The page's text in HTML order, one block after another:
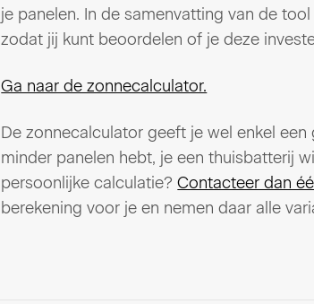
je panelen. In de samenvatting van de
zodat jij kunt beoordelen of je deze
Ga naar de zonnecalculator.
De zonnecalculator geeft je wel enkel
minder panelen hebt, je een thuisbatterij
persoonlijke calculatie?Contacteer dan
berekening voor je en nemen daar alle